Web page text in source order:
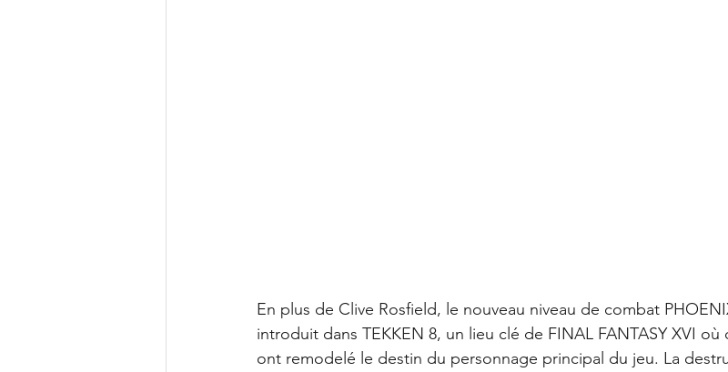
En plus de Clive Rosfield, le nouveau niveau de combat
introduit dans TEKKEN 8, un lieu clé de FINAL FANTASY XVI
ont remodelé le destin du personnage principal du jeu. La